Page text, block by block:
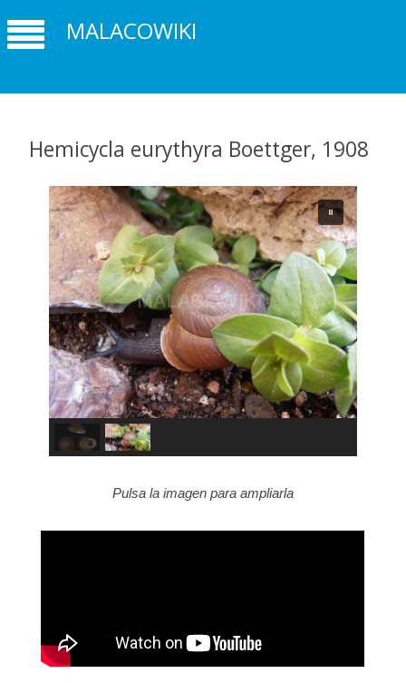
MALACOWIKI
Hemicycla eurythyra Boettger, 1908
Pulsa la imagen para ampliarla